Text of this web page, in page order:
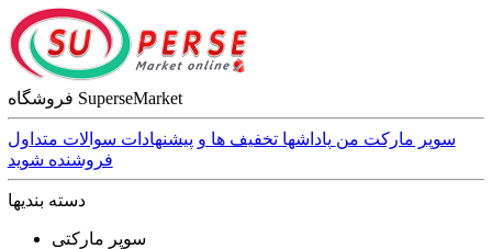
فروشگاه SuperseMarket
سوپر مارکت من پاداشها تخفیف ها و پیشنهادات سوالات متداول
فروشنده شوید
دسته بندیها
سوپر مارکتی